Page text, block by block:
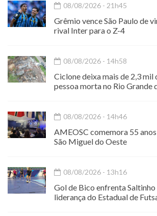
08/08/2026 - 21h45
Grêmio vence São Paulo de
rival Inter para o Z-4
08/08/2026 - 14h58
Ciclone deixa mais de 2,3 mil
pessoa morta no Rio Grande
08/08/2026 - 14h46
AMEOSC comemora 55
São Miguel do Oeste
08/08/2026 - 13h16
Gol de Bico enfrenta Saltinho
liderança do Estadual de